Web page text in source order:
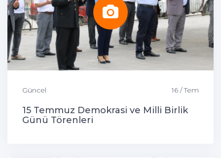
Güncel 16 / Tem
15 Temmuz Demokrasi ve Milli Birlik
Günü Törenleri